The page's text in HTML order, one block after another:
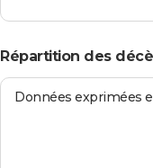
Répartition des
Données exprimées